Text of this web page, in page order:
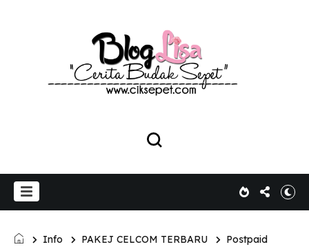
Info PAKEJ CELCOM TERBARU Postpaid